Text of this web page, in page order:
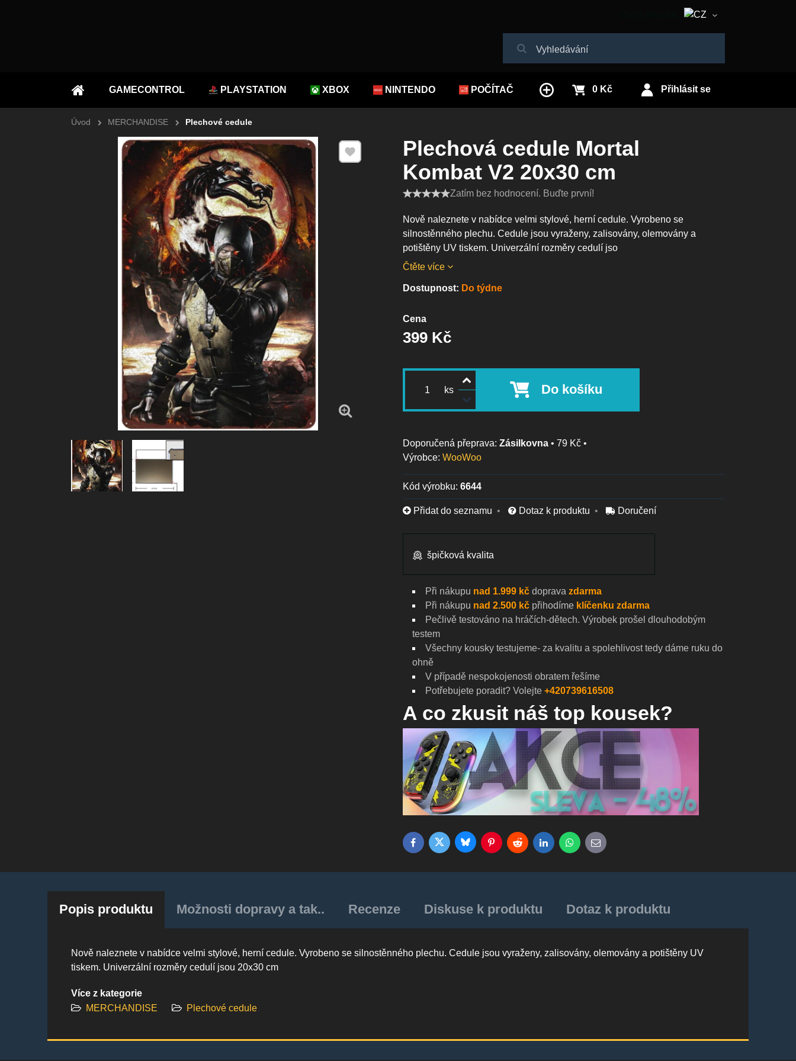
Slovakia
ÚVOD
GAMECONTROL PLAYSTATION XBOX NINTENDO POČÍTAČ Přihlásit se
0 Kč
Úvod MERCHANDISE Plechové cedule
Plechová cedule Mortal
Kombat V2 20x30 cm
Nově naleznete v nabídce velmi stylové, herní cedule. Vyrobeno se
silnostěnného plechu. Cedule jsou vyraženy, zalisovány, olemovány a
potištěny UV tiskem. Univerzální rozměry cedulí jso
Čtěte více
Zatím bez hodnocení. Buďte první!
Přidat k Oblíbeným
Dostupnost: Do týdne
Cena
399 Kč
ks Do košíku
Zásilkovna• 79 Kč •
Výrobce: WooWoo
Kód výrobku: 6644
Přidat do seznamu Dotaz k produktu Doručení
špičková kvalita
Při nákupu nad 1.999 kčdoprava zdarma
Při nákupu nad 2.500 kčpřihodíme klíčenku zdarma
Pečlivě testováno na hráčích-dětech. Výrobek prošel dlouhodobým
testem
Všechny kousky testujeme- za kvalitu a spolehlivost tedy dáme ruku do
ohně
V případě nespokojenosti obratem řešíme
Potřebujete poradit? Volejte +420739616508
A co zkusit náš top kousek?
FacebookTwitterBlueskyPinterestRedditLinkedInWhatsApp
E-mail
Popis produktu Možnosti dopravy a tak.. Recenze Diskuse k produktu Dotaz k produktu
Nově naleznete v nabídce velmi stylové, herní cedule. Vyrobeno se silnostěnného plechu. Cedule jsou vyraženy, zalisovány, olemovány a potištěny UV
tiskem. Univerzální rozměry cedulí jsou 20x30 cm
Více z kategorie
MERCHANDISE
Plechové cedule